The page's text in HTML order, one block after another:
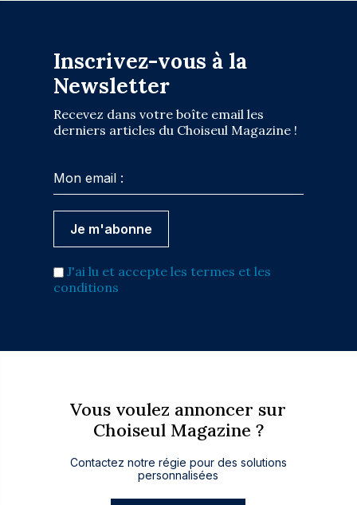
Inscrivez-vous à la
Newsletter
Recevez dans votre boîte email les
derniers articles du Choiseul Magazine !
J'ai lu et accepte les termes et les
conditions
Vous voulez annoncer sur
Choiseul Magazine ?
Contactez notre régie pour des solutions
personnalisées